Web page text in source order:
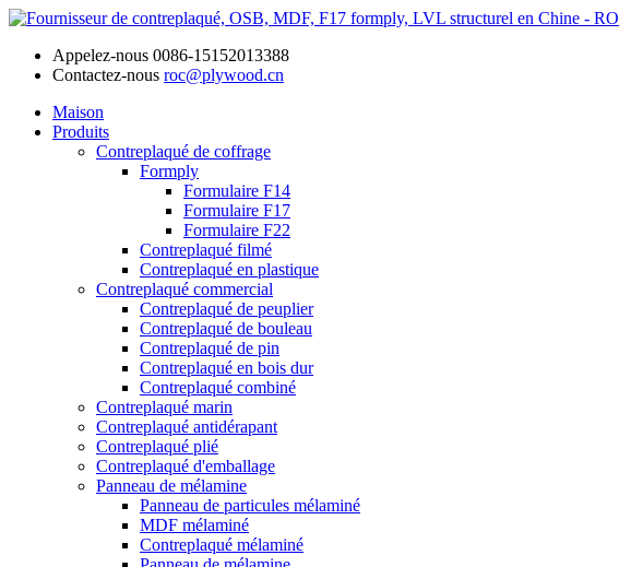
Appelez-nous 0086-15152013388
Contactez-nous roc@plywood.cn
Maison
Produits
Contreplaqué de coffrage
Formply
Formulaire F14
Formulaire F17
Formulaire F22
Contreplaqué filmé
Contreplaqué en plastique
Contreplaqué commercial
Contreplaqué de peuplier
Contreplaqué de bouleau
Contreplaqué de pin
Contreplaqué en bois dur
Contreplaqué combiné
Contreplaqué marin
Contreplaqué antidérapant
Contreplaqué plié
Contreplaqué d'emballage
Panneau de mélamine
Panneau de particules mélaminé
MDF mélaminé
Contreplaqué mélaminé